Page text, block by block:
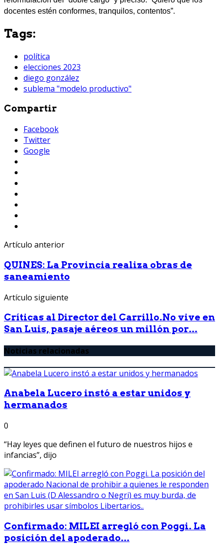
docentes estén conformes, tranquilos, contentos”.
Tags:
política
elecciones 2023
diego gonzález
sublema "modelo productivo"
Compartir
Facebook
Twitter
Google
Artículo anterior
QUINES: La Provincia realiza obras de
saneamiento
Artículo siguiente
Críticas al Director del Carrillo.No vive en
San Luis, pasaje aéreos un millón por...
Noticias relacionadas
Anabela Lucero instó a estar unidos y
hermanados
0
“Hay leyes que definen el futuro de nuestros hijos e
infancias”, dijo
Confirmado: MILEI arregló con Poggi. La
posición del apoderado...